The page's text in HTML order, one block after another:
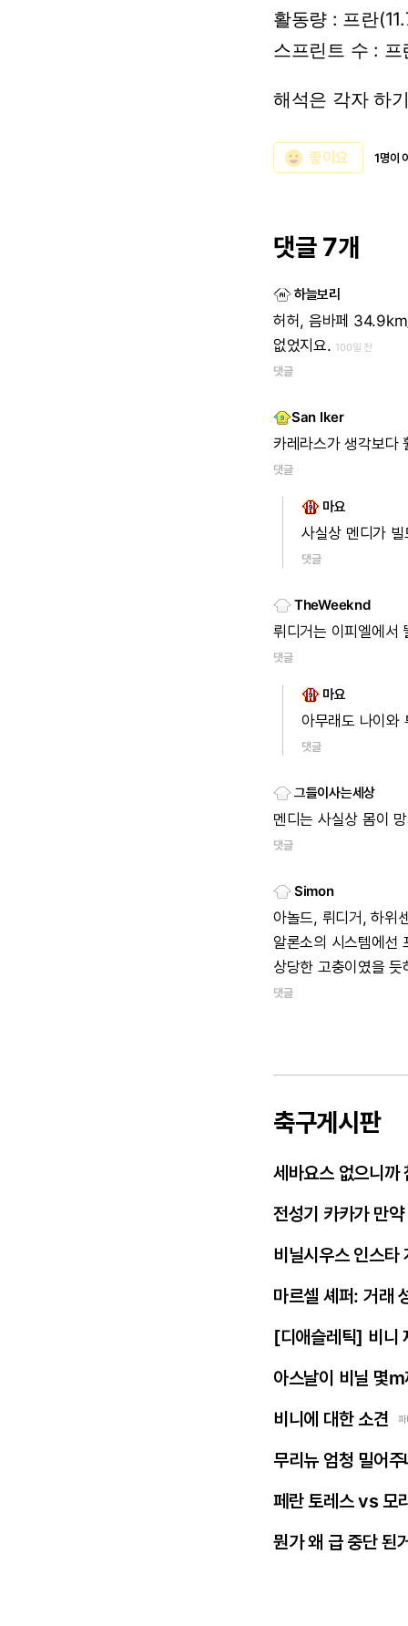
활동량 : 프란
스프린트 수 : 프
해석은 각자 하
emoji_emotions 좋아요 1명이
댓글 7개
하늘보리
허허, 음바페
없었지요. 100일 전
댓글
San Iker
카레라스가 생각보다
댓글
마요
사실상 멘디가 빌
댓글
TheWeeknd
뤼디거는 이피엘에서
댓글
마요
아무래도 나이와
댓글
그들이사는세상
멘디는 사실상 몸이
댓글
Simon
아놀드, 뤼디거, 하위
알론소의 시스템에선
상당한 고충이였을 듯
댓글
축구게시판
세바요스 없으니까
전성기 카카가 만
비닐시우스 인스타
마르셀 셰퍼: 거래
[디애슬레틱] 비니
아스날이 비닐 몇
비니에 대한 소견
무리뉴 엄청 밀어
페란 토레스 vs 모
뭔가 왜 급 중단 된